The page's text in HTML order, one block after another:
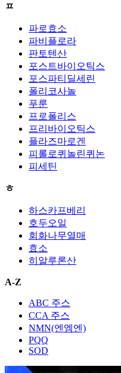
ㅍ
파로효소
파비플로라
판토텐산
포스트바이오틱스
포스파티딜세린
폴리코사놀
푸룬
프로폴리스
프리바이오틱스
플라즈마로겐
피롤로퀴놀린퀴논
피세틴
ㅎ
하스카프베리
호두오일
회화나무열매
효소
히알루론산
A-Z
ABC 주스
CCA 주스
NMN(엔엠엔)
PQQ
SOD